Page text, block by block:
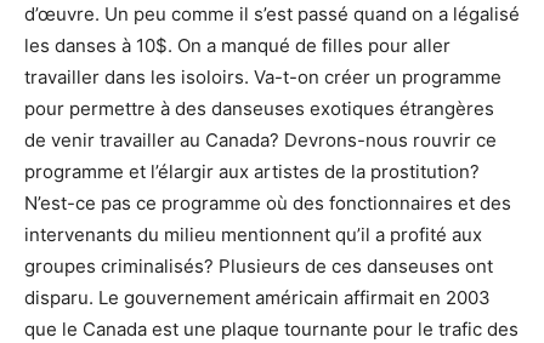
d’œuvre. Un peu comme il s’est passé quand on a légalisé
les danses à 10$. On a manqué de filles pour aller
travailler dans les isoloirs. Va-t-on créer un programme
pour permettre à des danseuses exotiques étrangères
de venir travailler au Canada? Devrons-nous rouvrir ce
programme et l’élargir aux artistes de la prostitution?
N’est-ce pas ce programme où des fonctionnaires et des
intervenants du milieu mentionnent qu’il a profité aux
groupes criminalisés? Plusieurs de ces danseuses ont
disparu. Le gouvernement américain affirmait en 2003
que le Canada est une plaque tournante pour le trafic des